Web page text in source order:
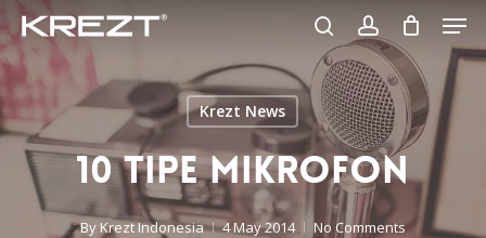
Skip
to
main
content
searchaccount
Krezt News
10 Tipe Mikrofon
By Krezt Indonesia 4 May 2014 No Comments
Close
Menu